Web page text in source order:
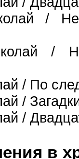
/
/
/ По
/
/
в